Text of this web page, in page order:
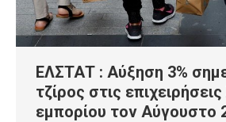
ΕΛΣΤΑΤ : Αύξηση 3%
τζίρος στις επιχειρήσεις
εμπορίου τον Αύγουστο